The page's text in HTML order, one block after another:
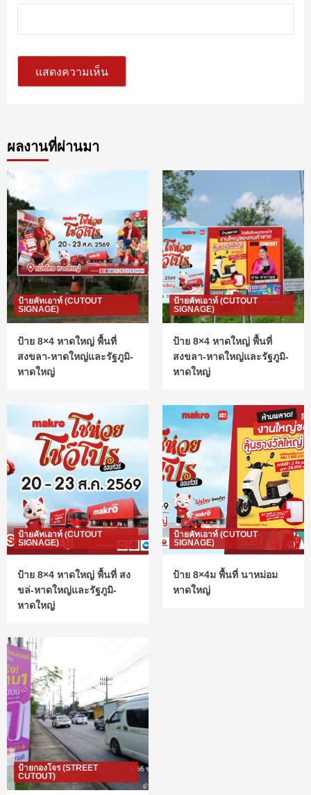
ผลงานที่ผ่านมา
ป้ายคัทเอาท์ (CUTOUT
SIGNAGE)
ป้าย 8×4 หาดใหญ่ พื้นที่
สงขลา-หาดใหญ่และรัฐภูมิ-
หาดใหญ่
ป้ายคัทเอาท์ (CUTOUT
SIGNAGE)
ป้าย 8×4 หาดใหญ่ พื้นที่
สงขลา-หาดใหญ่และรัฐภูมิ-
หาดใหญ่
ป้ายคัทเอาท์ (CUTOUT
SIGNAGE)
ป้าย 8×4 หาดใหญ่ พื้นที่ สง
ขล่-หาดใหญ่และรัฐภูมิ-
หาดใหญ่
ป้ายคัทเอาท์ (CUTOUT
SIGNAGE)
ป้าย 8×4ม พื้นที่ นาหม่อม
หาดใหญ่
ป้ายกองโจร (STREET
CUTOUT)